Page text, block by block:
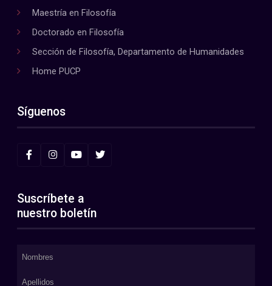
Maestría en Filosofía
Doctorado en Filosofía
Sección de Filosofía, Departamento de Humanidades
Home PUCP
Síguenos
Suscríbete a
nuestro boletín